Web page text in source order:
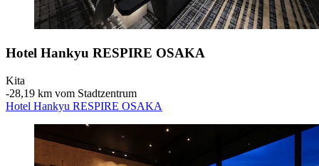
Hotel Hankyu RESPIRE OSAKA
Kita
‐28,19 km vom Stadtzentrum
Hotel Hankyu RESPIRE OSAKA